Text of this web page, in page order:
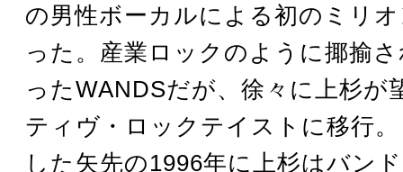
の男性ボーカルによる初のミリ
った。産業ロックのように揶揄
ったWANDSだが、徐々に上杉が
ティヴ・ロックテイストに移行
した矢先の1996年に上杉はバン